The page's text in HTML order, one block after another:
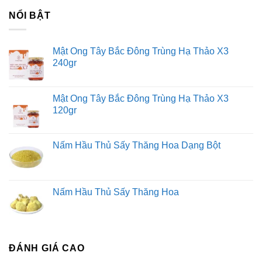
NỔI BẬT
Mật Ong Tây Bắc Đông Trùng Hạ Thảo X3
240gr
Mật Ong Tây Bắc Đông Trùng Hạ Thảo X3
120gr
Nấm Hầu Thủ Sấy Thăng Hoa Dạng Bột
Nấm Hầu Thủ Sấy Thăng Hoa
ĐÁNH GIÁ CAO